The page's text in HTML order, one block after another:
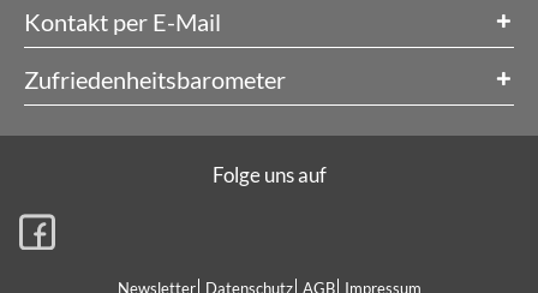
Kontakt per E-Mail
Zufriedenheitsbarometer
Newsletter Datenschutz AGB Impressum
Folge uns auf